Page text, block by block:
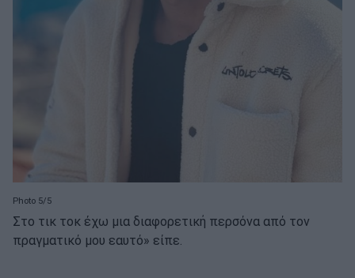
Photo 5/5
Στο τικ τοκ έχω μια διαφορετική περσόνα από τον
πραγματικό μου εαυτό» είπε.